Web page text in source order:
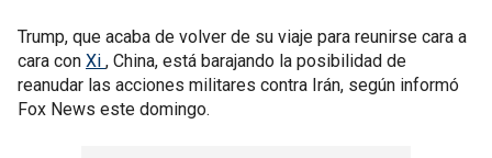
Trump, que acaba de volver de su viaje para reunirse cara a
cara con Xi , China, está barajando la posibilidad de
reanudar las acciones militares contra Irán, según informó
Fox News este domingo.